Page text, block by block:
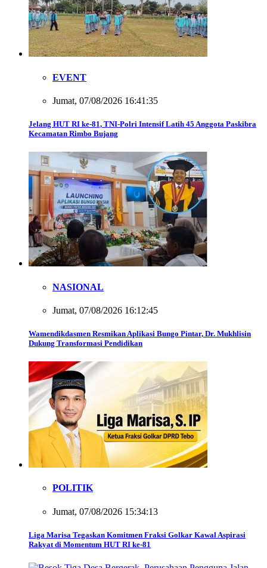
EVENT
Jumat, 07/08/2026 16:41:35
Jelang HUT RI ke-81, TNI-Polri Intensif Latih 45 Anggota Paskibra
Kecamatan Rimbo Bujang
NASIONAL
Jumat, 07/08/2026 16:12:45
Wamendikdasmen Resmikan Aplikasi Bungo Pintar, Dr. Mukhlisin
Dukung Transformasi Pendidikan
POLITIK
Jumat, 07/08/2026 15:34:13
Liga Marisa Tegaskan Komitmen Fraksi Golkar Kawal Aspirasi
Rakyat di Momentum HUT RI ke-81